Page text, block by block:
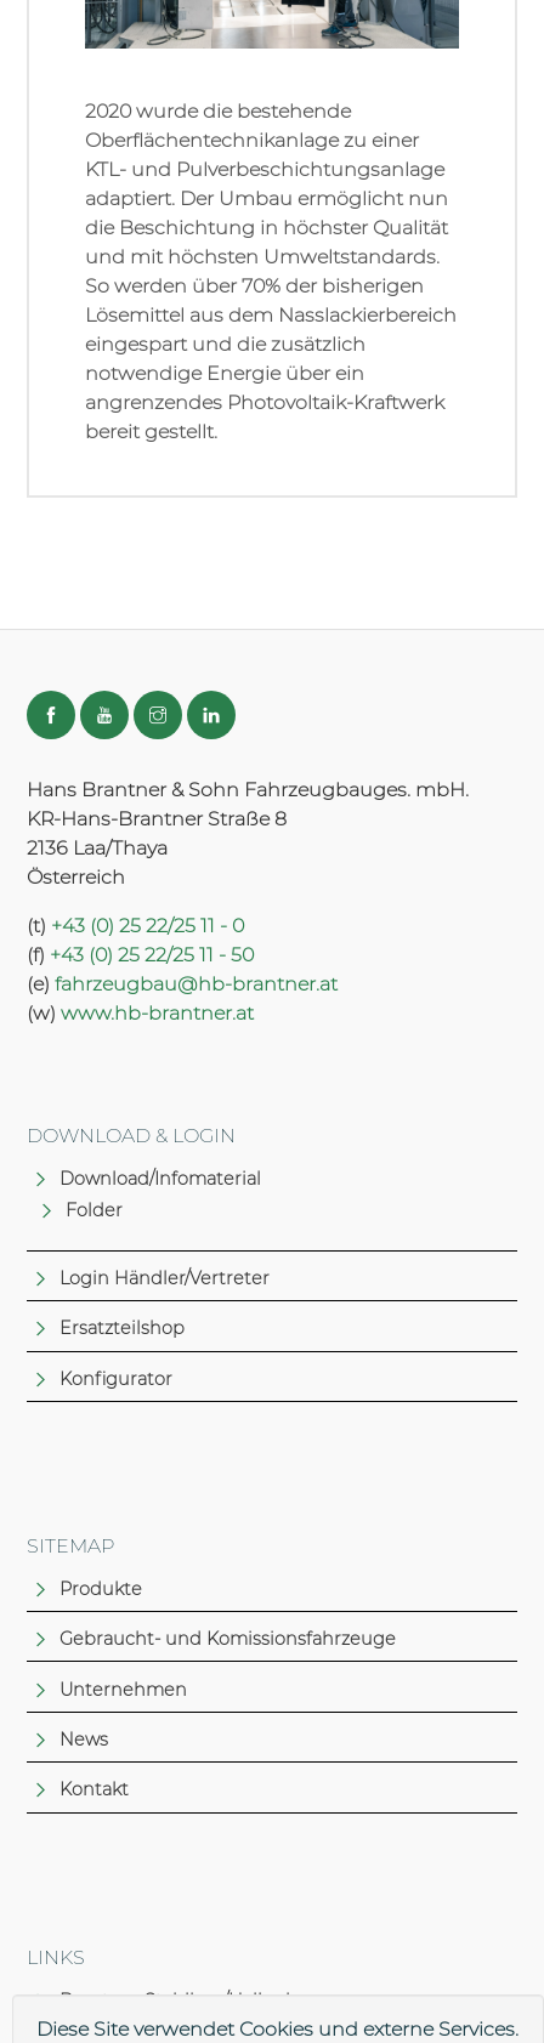
2020 wurde die bestehende
Oberflächentechnikanlage zu einer
KTL- und Pulverbeschichtungsanlage
adaptiert. Der Umbau ermöglicht nun
die Beschichtung in höchster Qualität
und mit höchsten Umweltstandards.
So werden über 70% der bisherigen
Lösemittel aus dem Nasslackierbereich
eingespart und die zusätzlich
notwendige Energie über ein
angrenzendes Photovoltaik-Kraftwerk
bereit gestellt.
Hans Brantner & Sohn Fahrzeugbauges. mbH.
KR-Hans-Brantner Straße 8
2136 Laa/Thaya
Österreich
(t) +43 (0) 25 22/25 11 - 0
(f) +43 (0) 25 22/25 11 - 50
(e) fahrzeugbau@hb-brantner.at
(w) www.hb-brantner.at
DOWNLOAD & LOGIN
Download/Infomaterial
Folder
Login Händler/Vertreter
Ersatzteilshop
Konfigurator
SITEMAP
Produkte
Gebraucht- und Komissionsfahrzeuge
Unternehmen
News
Kontakt
LINKS
Brantner Stahlbau/Hallenbau
Diese Site verwendet Cookies und externe Services.